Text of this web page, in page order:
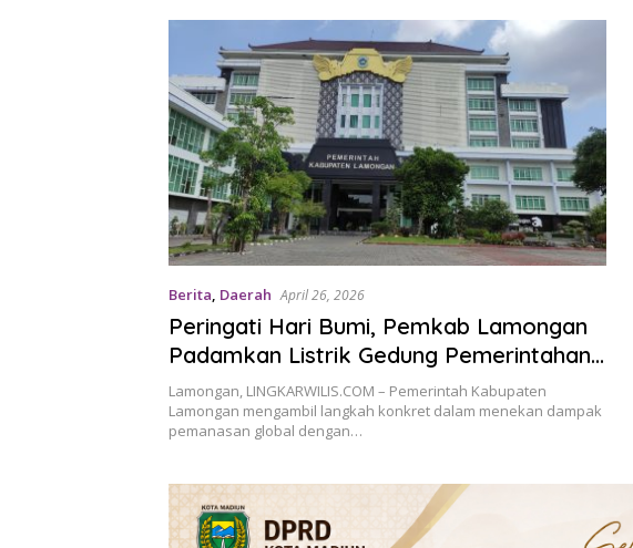
Berita, Daerah April 26, 2026
Peringati Hari Bumi, Pemkab Lamongan
Padamkan Listrik Gedung Pemerintahan
Selama Dua Jam
Lamongan, LINGKARWILIS.COM – Pemerintah Kabupaten
Lamongan mengambil langkah konkret dalam menekan dampak
pemanasan global dengan…